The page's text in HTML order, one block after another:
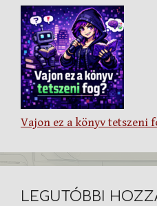
Vajon ez a könyv tetszeni
LEGUTÓBBI